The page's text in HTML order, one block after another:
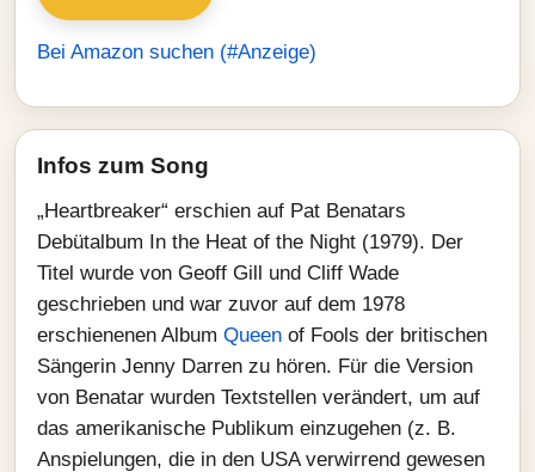
Bei Amazon suchen (#Anzeige)
Infos zum Song
„Heartbreaker“ erschien auf Pat Benatars
Debütalbum In the Heat of the Night (1979). Der
Titel wurde von Geoff Gill und Cliff Wade
geschrieben und war zuvor auf dem 1978
erschienenen Album Queen of Fools der britischen
Sängerin Jenny Darren zu hören. Für die Version
von Benatar wurden Textstellen verändert, um auf
das amerikanische Publikum einzugehen (z. B.
Anspielungen, die in den USA verwirrend gewesen